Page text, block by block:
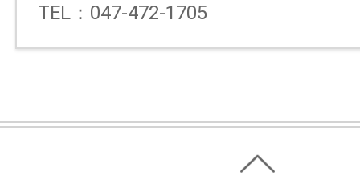
TEL：047-472-1705